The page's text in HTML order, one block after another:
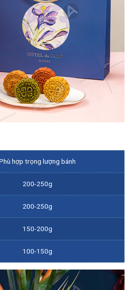
hợp trọng lượng bánh
200-250g
200-250g
150-200g
100-150g